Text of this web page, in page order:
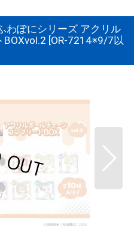
わぽにシリーズ アクリル
BOXvol.2 [OR-7214※9/7以